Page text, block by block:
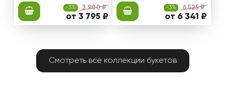
-3% 3 900 ₽
от 3 795 ₽
-3% 6 525 ₽
от 6 341 ₽
Смотреть все коллекции букетов